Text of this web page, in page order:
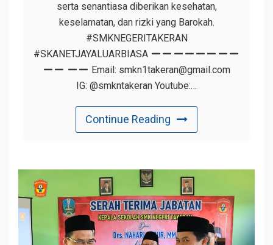
serta senantiasa diberikan kesehatan,
keselamatan, dan rizki yang Barokah.
#SMKNEGERITAKERAN
#SKANETJAYALUARBIASA
Email: smkn1takeran@gmail.com
IG: @smkntakeran Youtube:…
Continue Reading